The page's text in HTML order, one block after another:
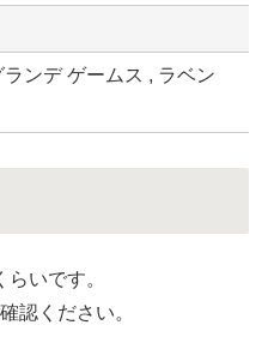
ンデ ゲームス , ラベン
いです。
認ください。